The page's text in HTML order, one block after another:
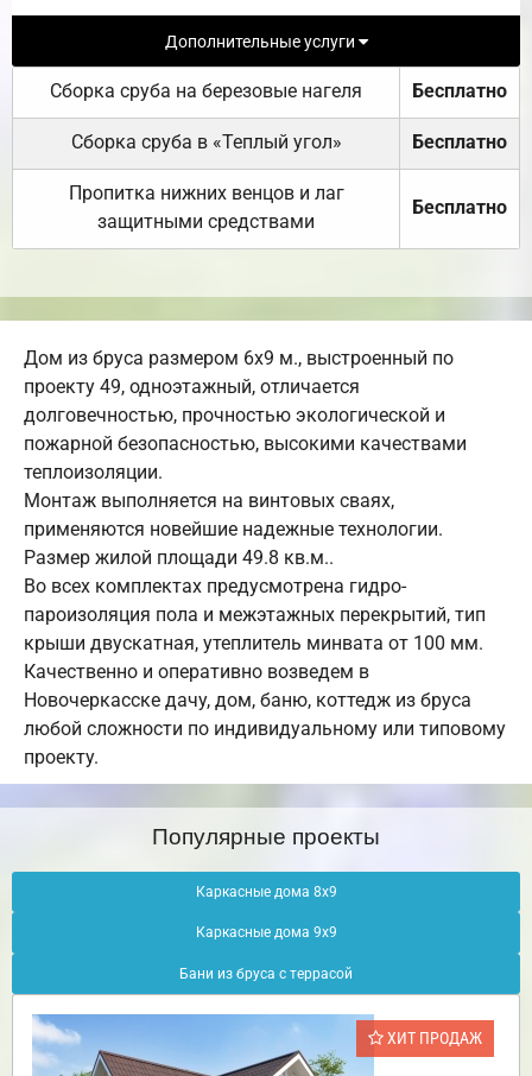
Дополнительные услуги
Сборка сруба на березовые нагеля Бесплатно
Сборка сруба в «Теплый угол» Бесплатно
Пропитка нижних венцов и лаг
защитными средствами
Бесплатно
Дом из бруса размером 6х9 м., выстроенный по
проекту 49, одноэтажный, отличается
долговечностью, прочностью экологической и
пожарной безопасностью, высокими качествами
теплоизоляции.
Монтаж выполняется на винтовых сваях,
применяются новейшие надежные технологии.
Размер жилой площади 49.8 кв.м..
Во всех комплектах предусмотрена гидро-
пароизоляция пола и межэтажных перекрытий, тип
крыши двускатная, утеплитель минвата от 100 мм.
Качественно и оперативно возведем в
Новочеркасске дачу, дом, баню, коттедж из бруса
любой сложности по индивидуальному или типовому
проекту.
Популярные проекты
Каркасные дома 8х9
Каркасные дома 9х9
Бани из бруса с террасой
ХИТ ПРОДАЖ